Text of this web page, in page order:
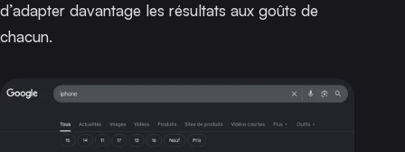
d’adapter davantage les résultats aux goûts de
chacun.